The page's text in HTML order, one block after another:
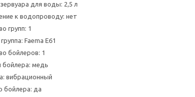
для воды: 2,5 л
к водопроводу: нет
групп: 1
Faema E61
бойлеров: 1
бойлера: медь
вибрационный
бойлера: да